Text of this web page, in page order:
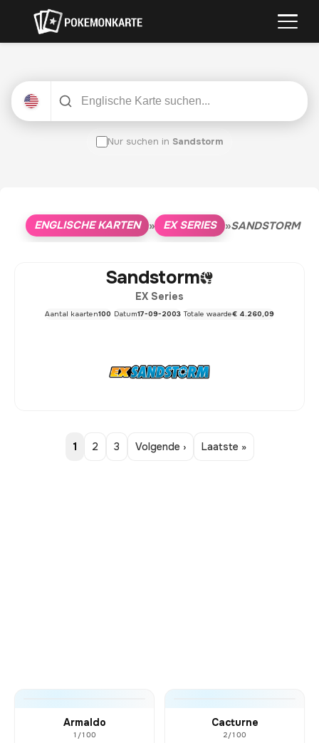
Nur suchen in Sandstorm
ENGLISCHE KARTEN » EX SERIES »SANDSTORM
Sandstorm
EX Series
Aantal kaarten100 Datum17-09-2003 Totale waarde€ 4.260,09
1 2 3 Volgende › Laatste »
Armaldo
1/100
Cacturne
2/100